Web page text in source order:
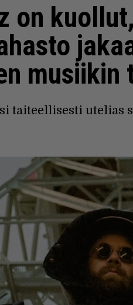
on
musiikin
taiteellisesti utelias